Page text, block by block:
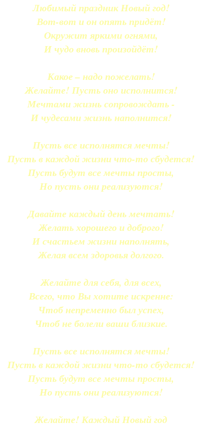
Любимый праздник Новый год!
Вот-вот и он опять придёт!
Окружит яркими огнями,
И чудо вновь произойдёт!
Какое – надо пожелать!
Желайте! Пусть оно исполнится!
Мечтами жизнь сопровождать -
И чудесами жизнь наполнится!
Пусть все исполнятся мечты!
Пусть в каждой жизни что-то сбудется!
Пусть будут все мечты просты,
Но пусть они реализуются!
Давайте каждый день мечтать!
Желать хорошего и доброго!
И счастьем жизни наполнять,
Желая всем здоровья долгого.
Желайте для себя, для всех,
Всего, что Вы хотите искренне:
Чтоб непременно был успех,
Чтоб не болели ваши близкие.
Пусть все исполнятся мечты!
Пусть в каждой жизни что-то сбудется!
Пусть будут все мечты просты,
Но пусть они реализуются!
Желайте! Каждый Новый год